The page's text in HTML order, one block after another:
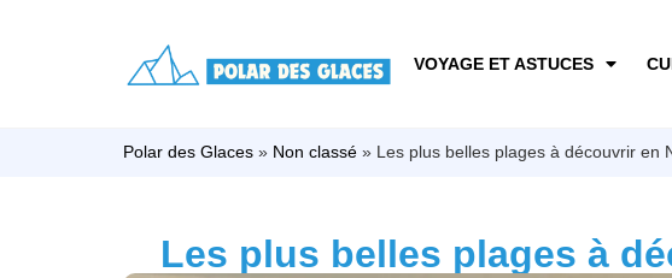
VOYAGE ET ASTUCES
Polar des Glaces » Non classé » Les plus belles plages à découvrir en
Les plus belles plages à